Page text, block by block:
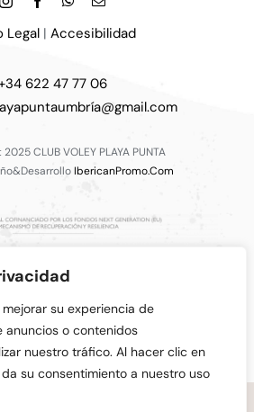
su experiencia de
anuncios o contenidos
nuestro tráfico. Al hacer clic en
su consentimiento a nuestro uso
Legal| Accesibilidad
622 47 77 06
CLUB VOLEY PLAYA PUNTA
IbericanPromo.Com